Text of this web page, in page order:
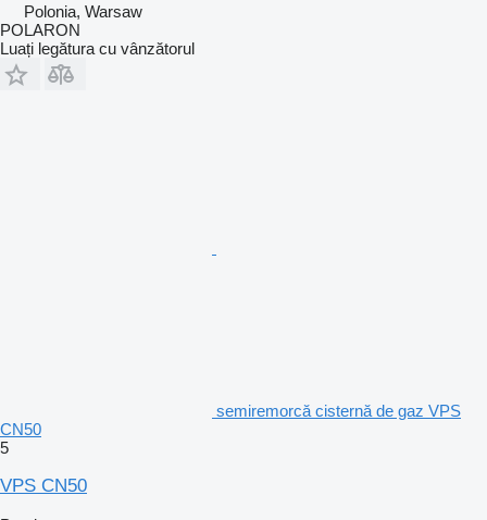
Polonia, Warsaw
POLARON
Luați legătura cu vânzătorul
semiremorcă cisternă de gaz VPS
CN50
5
VPS CN50